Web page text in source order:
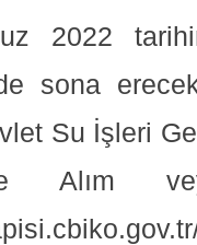
2022
sona
Su İşleri
Alım